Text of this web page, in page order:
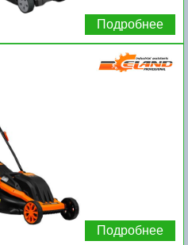
Подробнее
Подробнее